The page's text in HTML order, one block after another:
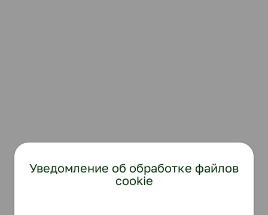
Уведомление об обработке файлов
cookie